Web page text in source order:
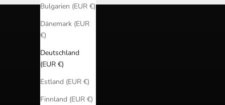
Bulgarien (EUR €)
Dänemark (EUR
€)
Deutschland
(EUR €)
Estland (EUR €)
Finnland (EUR €)